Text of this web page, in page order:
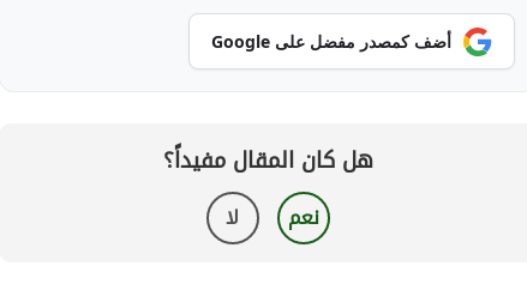
أضف كمصدر مفضل على Google
هل كان المقال مفيداً؟
نعم لا